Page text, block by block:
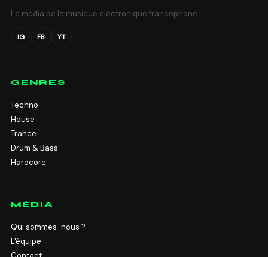
Le média de la musique électronique francophone.
IG FB YT
GENRES
Techno
House
Trance
Drum & Bass
Hardcore
MÉDIA
Qui sommes-nous ?
L'équipe